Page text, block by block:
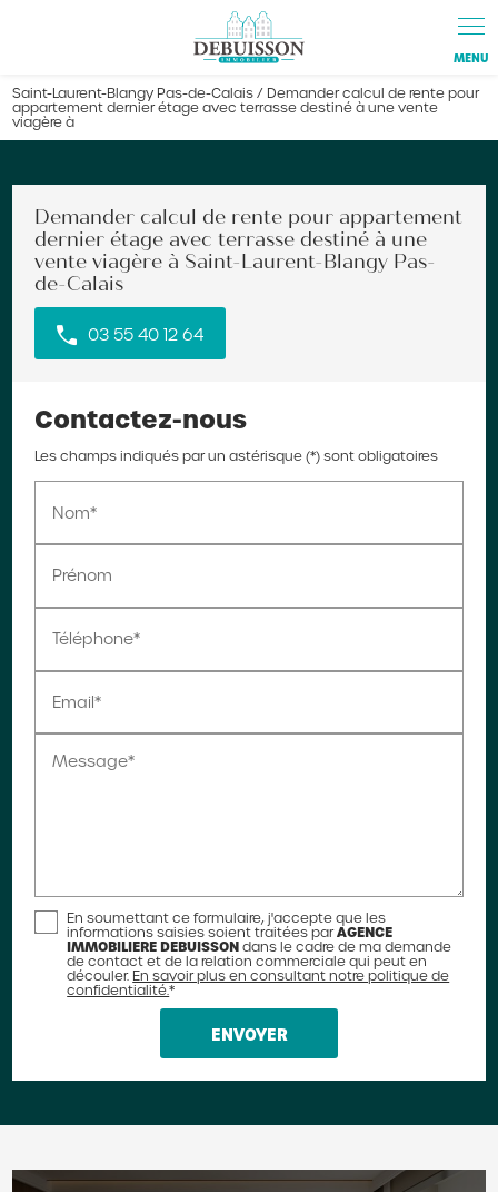
Saint-Laurent-Blangy Pas-de-Calais / Demander calcul de rente pour
appartement dernier étage avec terrasse destiné à une vente
viagère à
Demander calcul de rente pour appartement
dernier étage avec terrasse destiné à une
vente viagère à Saint-Laurent-Blangy Pas-
de-Calais
03 55 40 12 64
Contactez-nous
Les champs indiqués par un astérisque (*) sont obligatoires
Nom*
Prénom
Téléphone*
Email*
Message*
En soumettant ce formulaire, j'accepte que les
informations saisies soient traitées parAGENCE
IMMOBILIERE DEBUISSON dans le cadre de ma demande
de contact et de la relation commerciale qui peut en
découler. En savoir plus en consultant notre politique de
confidentialité.*
Panneau de gestion des cookies